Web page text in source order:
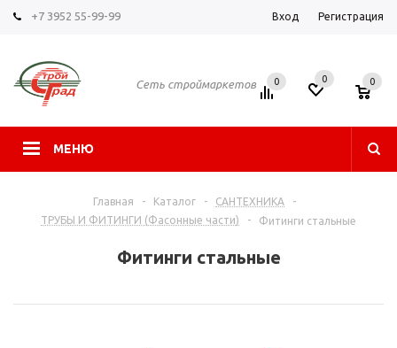
+7 3952 55-99-99 Вход Регистрация
Сеть строймаркетов
МЕНЮ
0 0 0
Главная - Каталог - САНТЕХНИКА
-
ТРУБЫ И ФИТИНГИ (Фасонные части)
- Фитинги стальные
Фитинги стальные